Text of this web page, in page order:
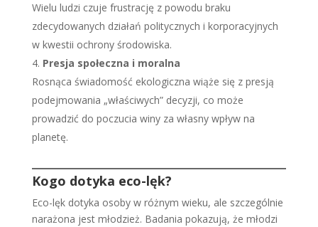
Wielu ludzi czuje frustrację z powodu braku
zdecydowanych działań politycznych i korporacyjnych
w kwestii ochrony środowiska.
Presja społeczna i moralna
Rosnąca świadomość ekologiczna wiąże się z presją
podejmowania „właściwych” decyzji, co może
prowadzić do poczucia winy za własny wpływ na
planetę.
Kogo dotyka eco-lęk?
Eco-lęk dotyka osoby w różnym wieku, ale szczególnie
narażona jest młodzież. Badania pokazują, że młodzi